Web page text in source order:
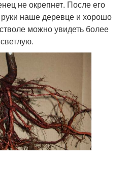
не окрепнет. После его
руки наше деревце и хорошо
можно увидеть более